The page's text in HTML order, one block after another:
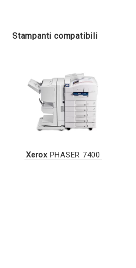
Stampanti compatibili
XeroxPHASER 7400